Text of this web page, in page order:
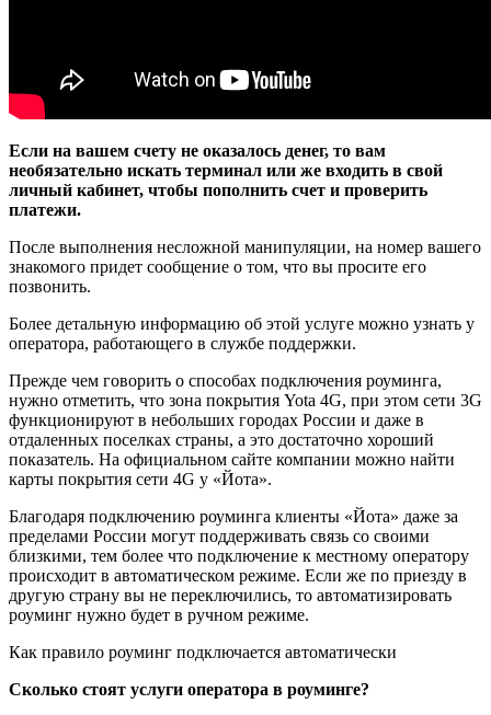
Если на вашем счету не оказалось денег, то вам
необязательно искать терминал или же входить в свой
личный кабинет, чтобы пополнить счет и проверить
платежи.
После выполнения несложной манипуляции, на номер вашего
знакомого придет сообщение о том, что вы просите его
позвонить.
Более детальную информацию об этой услуге можно узнать у
оператора, работающего в службе поддержки.
Прежде чем говорить о способах подключения роуминга,
нужно отметить, что зона покрытия Yota 4G, при этом сети 3G
функционируют в небольших городах России и даже в
отдаленных поселках страны, а это достаточно хороший
показатель. На официальном сайте компании можно найти
карты покрытия сети 4G у «Йота».
Благодаря подключению роуминга клиенты «Йота» даже за
пределами России могут поддерживать связь со своими
близкими, тем более что подключение к местному оператору
происходит в автоматическом режиме. Если же по приезду в
другую страну вы не переключились, то автоматизировать
роуминг нужно будет в ручном режиме.
Как правило роуминг подключается автоматически
Сколько стоят услуги оператора в роуминге?